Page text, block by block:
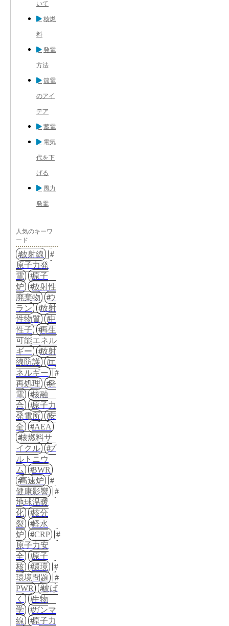
いて
核燃
料
発電
方法
節電
のアイ
デア
蓄電
電気
代を下
げる
風力
発電
人気のキーワ
ード
放射線
原子力発
電
原子
炉
放射性
廃棄物
ウ
ラン
放射
性物質
中
性子
再生
可能エネル
ギー
放射
線防護
エ
ネルギー
再処理
発
電
核融
合
原子力
発電所
安
全
IAEA
核燃料サ
イクル
プ
ルトニウ
ム
BWR
高速炉
健康影響
地球温暖
化
核分
裂
軽水
炉
ICRP
原子力安
全
原子
核
環境
環境問題
PWR
被ば
く
生物
学
ガンマ
線
原子力